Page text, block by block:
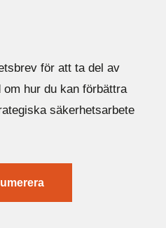
för att ta del av
hur du kan förbättra
säkerhetsarbete